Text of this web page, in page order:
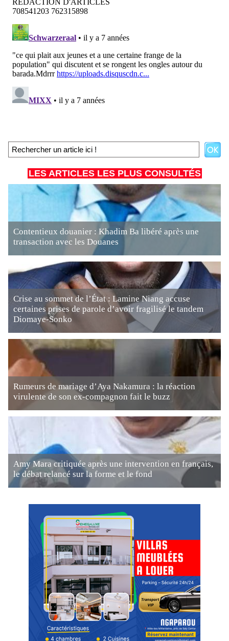
LES ARTICLES LES PLUS CONSULTÉS
Contentieux douanier : Khadim Ba libéré après une
transaction avec les Douanes
Crise au sommet de l’État : Lamine Niang accuse
certaines prises de parole d’avoir fragilisé le tandem
Diomaye-Sonko
Rumeurs de mariage d’Aya Nakamura : la réaction
virulente de son ex-compagnon fait le buzz
Amy Mara critiquée après une intervention en français,
le débat relancé sur la forme et le fond